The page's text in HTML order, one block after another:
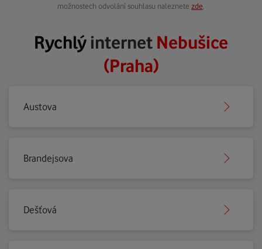
možnostech odvolání souhlasu naleznete zde
Rychlýinternet Nebušice
(Praha)
Austova
Brandejsova
Dešťová